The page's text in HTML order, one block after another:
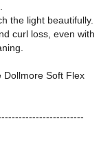
the light beautifully.
curl loss, even with
Dollmore Soft Flex